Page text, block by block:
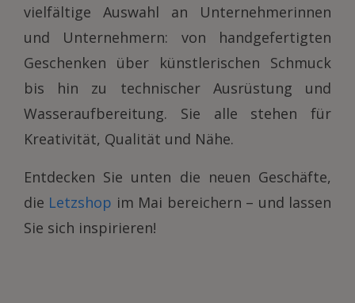
vielfältige Auswahl an Unternehmerinnen
und Unternehmern: von handgefertigten
Geschenken über künstlerischen Schmuck
bis hin zu technischer Ausrüstung und
Wasseraufbereitung. Sie alle stehen für
Kreativität, Qualität und Nähe.
Entdecken Sie unten die neuen Geschäfte,
die Letzshop im Mai bereichern – und lassen
Sie sich inspirieren!